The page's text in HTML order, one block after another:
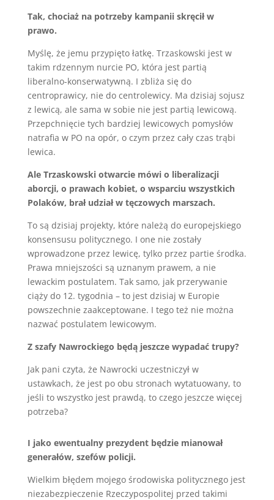
Tak, chociaż na potrzeby kampanii skręcił w
prawo.
Myślę, że jemu przypięto łatkę. Trzaskowski jest w
takim rdzennym nurcie PO, która jest partią
liberalno-konserwatywną. I zbliża się do
centroprawicy, nie do centrolewicy. Ma dzisiaj sojusz
z lewicą, ale sama w sobie nie jest partią lewicową.
Przepchnięcie tych bardziej lewicowych pomysłów
natrafia w PO na opór, o czym przez cały czas trąbi
lewica.
Ale Trzaskowski otwarcie mówi o liberalizacji
aborcji, o prawach kobiet, o wsparciu wszystkich
Polaków, brał udział w tęczowych marszach.
To są dzisiaj projekty, które należą do europejskiego
konsensusu politycznego. I one nie zostały
wprowadzone przez lewicę, tylko przez partie środka.
Prawa mniejszości są uznanym prawem, a nie
lewackim postulatem. Tak samo, jak przerywanie
ciąży do 12. tygodnia – to jest dzisiaj w Europie
powszechnie zaakceptowane. I tego też nie można
nazwać postulatem lewicowym.
Z szafy Nawrockiego będą jeszcze wypadać trupy?
Jak pani czyta, że Nawrocki uczestniczył w
ustawkach, że jest po obu stronach wytatuowany, to
jeśli to wszystko jest prawdą, to czego jeszcze więcej
potrzeba?
I jako ewentualny prezydent będzie mianował
generałów, szefów policji.
Wielkim błędem mojego środowiska politycznego jest
niezabezpieczenie Rzeczypospolitej przed takimi